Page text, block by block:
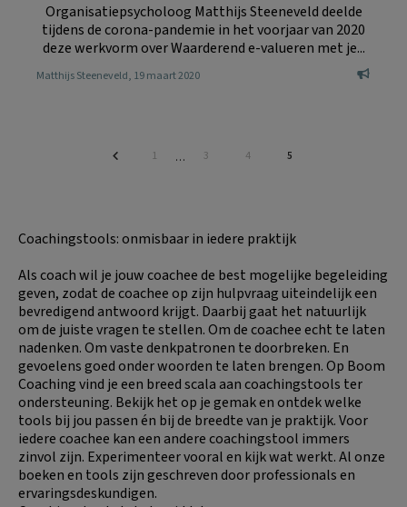
Organisatiepsycholoog Matthijs Steeneveld deelde
tijdens de corona-pandemie in het voorjaar van 2020
deze werkvorm over Waarderend e-valueren met je...
Matthijs Steeneveld, 19 maart 2020
Pagina
1
Interim
… Pagina
3 Pagina
4 Pagina
5
Coachingstools: onmisbaar in iedere praktijk
Als coach wil je jouw coachee de best mogelijke begeleiding
geven, zodat de coachee op zijn hulpvraag uiteindelijk een
bevredigend antwoord krijgt. Daarbij gaat het natuurlijk
om de juiste vragen te stellen. Om de coachee echt te laten
nadenken. Om vaste denkpatronen te doorbreken. En
gevoelens goed onder woorden te laten brengen. Op Boom
Coaching vind je een breed scala aan coachingstools ter
ondersteuning. Bekijk het op je gemak en ontdek welke
tools bij jou passen én bij de breedte van je praktijk. Voor
iedere coachee kan een andere coachingstool immers
zinvol zijn. Experimenteer vooral en kijk wat werkt. Al onze
boeken en tools zijn geschreven door professionals en
ervaringsdeskundigen.